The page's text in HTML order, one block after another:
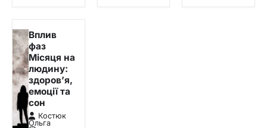
Вплив
фаз
Місяця на
людину:
здоров’я,
емоції та
сон
Костюк
Ольга